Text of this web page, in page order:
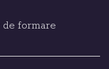
formare